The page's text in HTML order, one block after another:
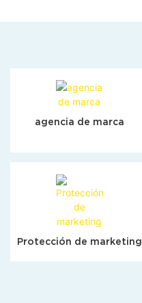
agencia de marca
Protección de marketing